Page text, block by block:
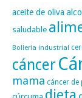
aceite de oliva
saludable
Bollería industrial
cáncer
mama cáncer de